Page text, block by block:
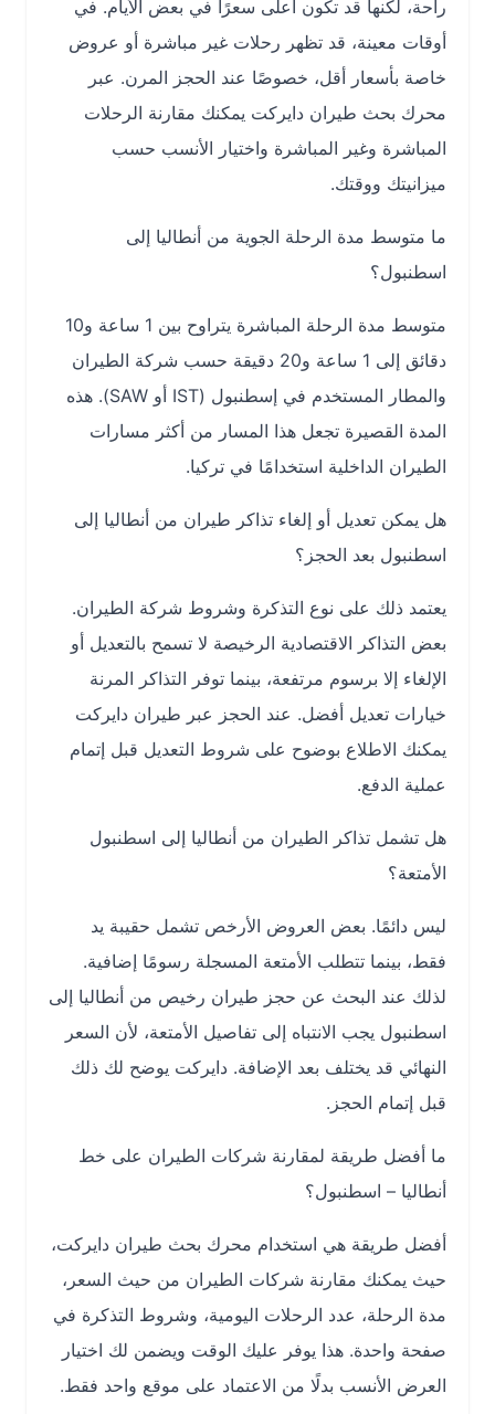
راحة، لكنها قد تكون أعلى سعرًا في بعض الأيام. في
أوقات معينة، قد تظهر رحلات غير مباشرة أو عروض
خاصة بأسعار أقل، خصوصًا عند الحجز المرن. عبر
محرك بحث طيران دايركت يمكنك مقارنة الرحلات
المباشرة وغير المباشرة واختيار الأنسب حسب
ميزانيتك ووقتك.
ما متوسط مدة الرحلة الجوية من أنطاليا إلى
اسطنبول؟
متوسط مدة الرحلة المباشرة يتراوح بين 1 ساعة و10
دقائق إلى 1 ساعة و20 دقيقة حسب شركة الطيران
والمطار المستخدم في إسطنبول (IST أو SAW). هذه
المدة القصيرة تجعل هذا المسار من أكثر مسارات
الطيران الداخلية استخدامًا في تركيا.
هل يمكن تعديل أو إلغاء تذاكر طيران من أنطاليا إلى
اسطنبول بعد الحجز؟
يعتمد ذلك على نوع التذكرة وشروط شركة الطيران.
بعض التذاكر الاقتصادية الرخيصة لا تسمح بالتعديل أو
الإلغاء إلا برسوم مرتفعة، بينما توفر التذاكر المرنة
خيارات تعديل أفضل. عند الحجز عبر طيران دايركت
يمكنك الاطلاع بوضوح على شروط التعديل قبل إتمام
عملية الدفع.
هل تشمل تذاكر الطيران من أنطاليا إلى اسطنبول
الأمتعة؟
ليس دائمًا. بعض العروض الأرخص تشمل حقيبة يد
فقط، بينما تتطلب الأمتعة المسجلة رسومًا إضافية.
لذلك عند البحث عن حجز طيران رخيص من أنطاليا إلى
اسطنبول يجب الانتباه إلى تفاصيل الأمتعة، لأن السعر
النهائي قد يختلف بعد الإضافة. دايركت يوضح لك ذلك
قبل إتمام الحجز.
ما أفضل طريقة لمقارنة شركات الطيران على خط
أنطاليا – اسطنبول؟
أفضل طريقة هي استخدام محرك بحث طيران دايركت،
حيث يمكنك مقارنة شركات الطيران من حيث السعر،
مدة الرحلة، عدد الرحلات اليومية، وشروط التذكرة في
صفحة واحدة. هذا يوفر عليك الوقت ويضمن لك اختيار
العرض الأنسب بدلًا من الاعتماد على موقع واحد فقط.